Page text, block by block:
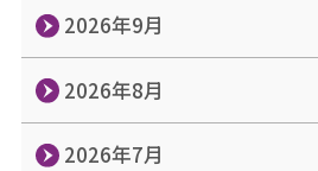
2026年9月
2026年8月
2026年7月